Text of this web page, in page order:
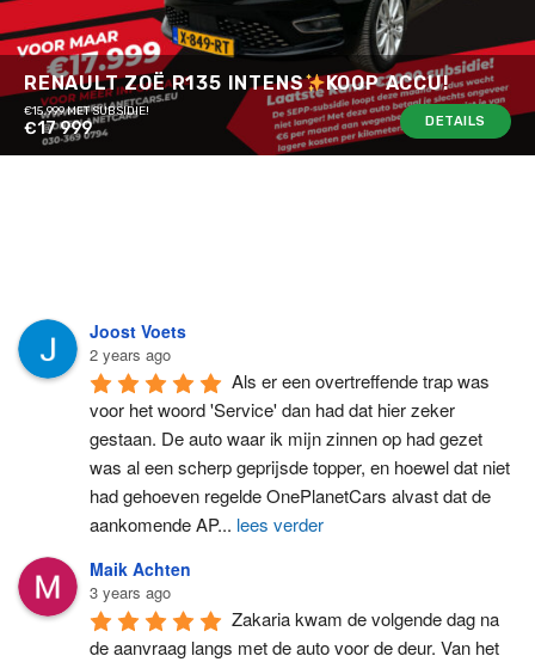
RENAULT ZOË R135 INTENS KOOP ACCU!
€15.999 MET SUBSIDIE!
€17 999 DETAILS
Joost Voets
2 years ago
Als er een overtreffende trap was
voor het woord 'Service' dan had dat hier zeker
gestaan. De auto waar ik mijn zinnen op had gezet
was al een scherp geprijsde topper, en hoewel dat niet
had gehoeven regelde OnePlanetCars alvast dat de
aankomende AP... lees verder
Maik Achten
3 years ago
Zakaria kwam de volgende dag na
de aanvraag langs met de auto voor de deur. Van het